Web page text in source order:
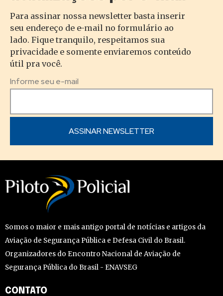
Para assinar nossa newsletter basta inserir
seu endereço de e-mail no formulário ao
lado. Fique tranquilo, respeitamos sua
privacidade e somente enviaremos conteúdo
útil pra você.
Informe seu e-mail
Somos o maior e mais antigo portal de notícias e artigos da
Aviação de Segurança Pública e Defesa Civil do Brasil.
Organizadores do Encontro Nacional de Aviação de
Segurança Pública do Brasil - ENAVSEG
CONTATO